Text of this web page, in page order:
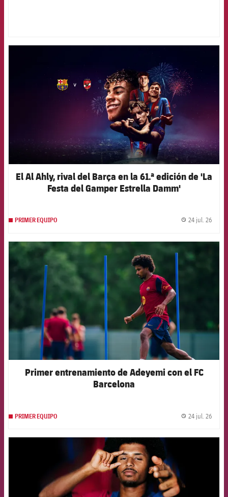
El Al Ahly, rival del Barça en la 61.ª edición de 'La
Festa del Gamper Estrella Damm'
PRIMER EQUIPO 24 jul. 26
FCB Barcelona badge
Primer entrenamiento de Adeyemi con el FC
Barcelona
PRIMER EQUIPO 24 jul. 26
FCB Barcelona badge